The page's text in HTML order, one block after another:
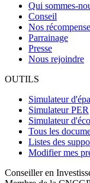
Qui sommes-
Conseil
Nos
Parrainage
Presse
Nous rejoindre
OUTILS
Simulateur
Simulateur PER
Simulateur
Tous les
Listes des
Modifier mes
Conseiller en